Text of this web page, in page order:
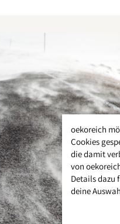
oekoreich
Cookies
die damit
von
Details dazu
deine